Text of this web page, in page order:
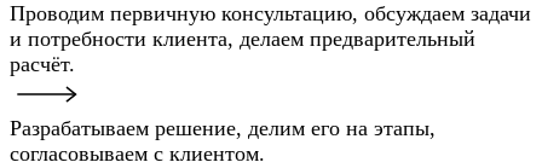
Проводим первичную консультацию, обсуждаем задачи
и потребности клиента, делаем предварительный
расчёт.
Разрабатываем решение, делим его на этапы,
согласовываем с клиентом.